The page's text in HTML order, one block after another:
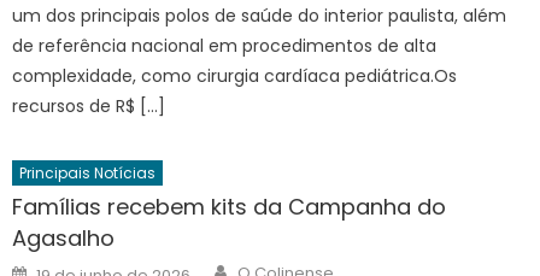
um dos principais polos de saúde do interior paulista, além
de referência nacional em procedimentos de alta
complexidade, como cirurgia cardíaca pediátrica.Os
recursos de R$ […]
Principais Notícias
Famílias recebem kits da Campanha do
Agasalho
Posted Author